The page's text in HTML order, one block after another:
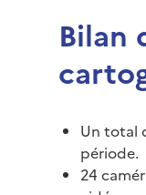
Bilan
Un total
période.
24